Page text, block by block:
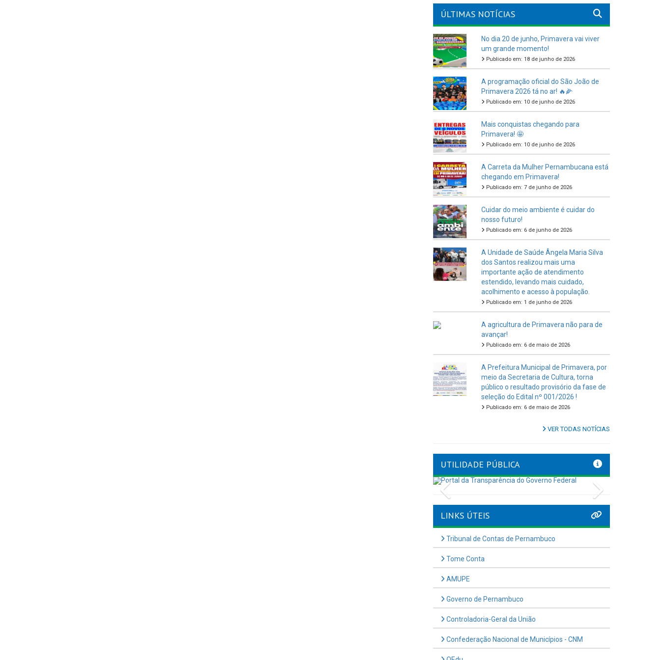
ÚLTIMAS NOTÍCIAS
No dia 20 de junho, Primavera vai viver
um grande momento!
Publicado em: 18 de junho de 2026
A programação oficial do São João de
Primavera 2026 tá no ar! 🔥🌽
Publicado em: 10 de junho de 2026
Mais conquistas chegando para
Primavera! 🤩
Publicado em: 10 de junho de 2026
A Carreta da Mulher Pernambucana está
chegando em Primavera!
Publicado em: 7 de junho de 2026
Cuidar do meio ambiente é cuidar do
nosso futuro!
Publicado em: 6 de junho de 2026
A Unidade de Saúde Ângela Maria Silva
dos Santos realizou mais uma
importante ação de atendimento
estendido, levando mais cuidado,
acolhimento e acesso à população.
Publicado em: 1 de junho de 2026
A agricultura de Primavera não para de
avançar!
Publicado em: 6 de maio de 2026
A Prefeitura Municipal de Primavera, por
meio da Secretaria de Cultura, torna
público o resultado provisório da fase de
seleção do Edital nº 001/2026 !
Publicado em: 6 de maio de 2026
VER TODAS NOTÍCIAS
UTILIDADE PÚBLICA
Previous
LINKS ÚTEIS
Tribunal de Contas de Pernambuco
Tome Conta
AMUPE
Governo de Pernambuco
Controladoria-Geral da União
Confederação Nacional de Municípios - CNM